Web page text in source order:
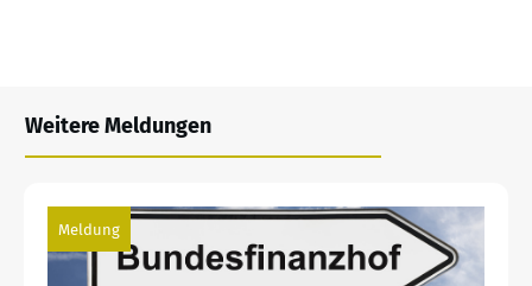
Weitere Meldungen
Meldung